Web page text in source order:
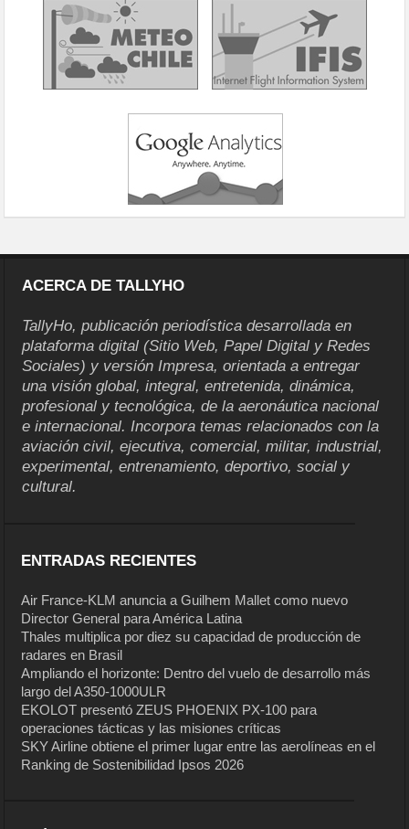
ACERCA DE TALLYHO
TallyHo, publicación periodística desarrollada en
plataforma digital (Sitio Web, Papel Digital y Redes
Sociales) y versión Impresa, orientada a entregar
una visión global, integral, entretenida, dinámica,
profesional y tecnológica, de la aeronáutica nacional
e internacional. Incorpora temas relacionados con la
aviación civil, ejecutiva, comercial, militar, industrial,
experimental, entrenamiento, deportivo, social y
cultural.
ENTRADAS RECIENTES
Air France-KLM anuncia a Guilhem Mallet como nuevo
Director General para América Latina
Thales multiplica por diez su capacidad de producción de
radares en Brasil
Ampliando el horizonte: Dentro del vuelo de desarrollo más
largo del A350-1000ULR
EKOLOT presentó ZEUS PHOENIX PX-100 para
operaciones tácticas y las misiones críticas
SKY Airline obtiene el primer lugar entre las aerolíneas en el
Ranking de Sostenibilidad Ipsos 2026